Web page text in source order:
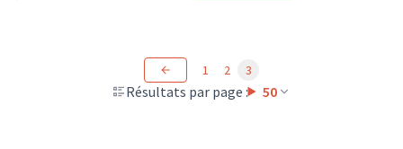
Résultats par page : 50
1 2 3